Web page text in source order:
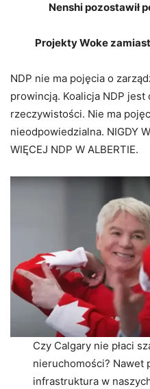
Nenshi pozostawił
Projekty Woke
NDP nie ma pojęcia o
prowincją. Koalicja NDP jest
rzeczywistości. Nie ma
nieodpowiedzialna. NIGDY
WIĘCEJ NDP W ALBERTIE.
Czy Calgary nie płaci
nieruchomości? Nawet
infrastruktura w